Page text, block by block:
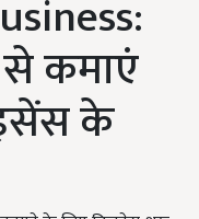
कमाएं
के